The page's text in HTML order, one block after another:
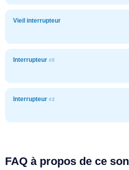
Vieil interrupteur
Interrupteur #5
Interrupteur #3
FAQ à propos de ce son